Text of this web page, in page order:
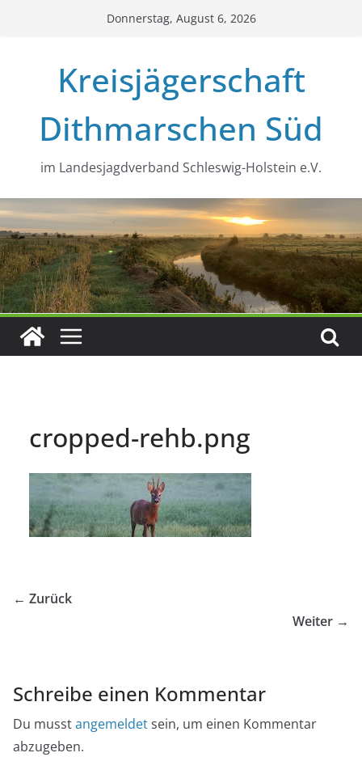
Donnerstag, August 6, 2026
Kreisjägerschaft
Dithmarschen Süd
im Landesjagdverband Schleswig-Holstein e.V.
cropped-rehb.png
← Zurück
Weiter →
Schreibe einen Kommentar
Du musstangemeldetsein, um einen Kommentar
abzugeben.